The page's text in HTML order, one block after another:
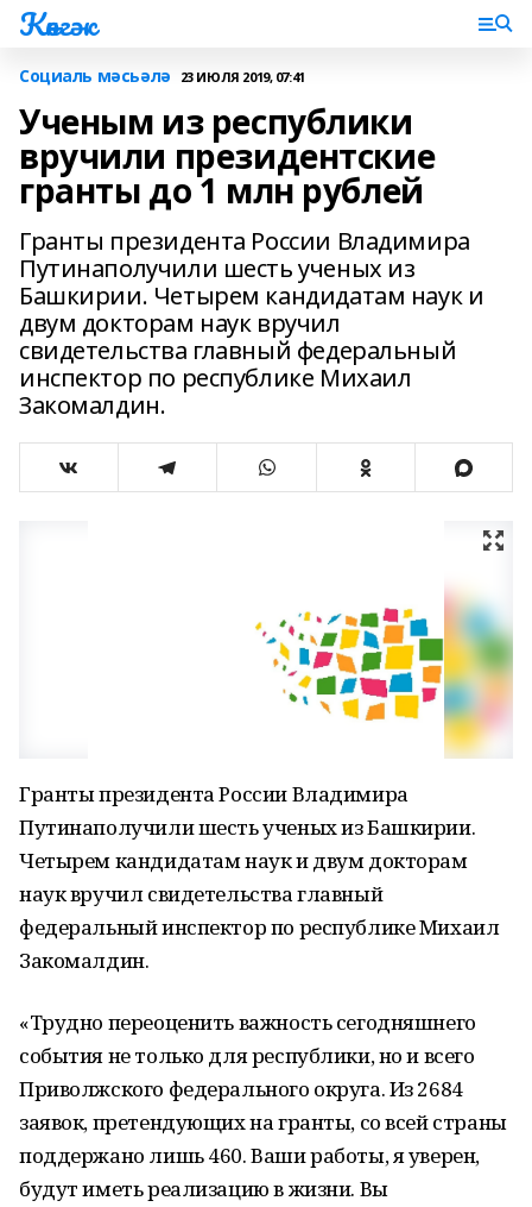
Көнгәк
Социаль мәсьәлә 23 ИЮЛЯ 2019, 07:41
Ученым из республики
вручили президентские
гранты до 1 млн рублей
Гранты президента России Владимира
Путинаполучили шесть ученых из
Башкирии. Четырем кандидатам наук и
двум докторам наук вручил
свидетельства главный федеральный
инспектор по республике Михаил
Закомалдин.
Гранты президента России Владимира
Путинаполучили шесть ученых из Башкирии.
Четырем кандидатам наук и двум докторам
наук вручил свидетельства главный
федеральный инспектор по республике Михаил
Закомалдин.
«Трудно переоценить важность сегодняшнего
события не только для республики, но и всего
Приволжского федерального округа. Из 2684
заявок, претендующих на гранты, со всей страны
поддержано лишь 460. Ваши работы, я уверен,
будут иметь реализацию в жизни. Вы